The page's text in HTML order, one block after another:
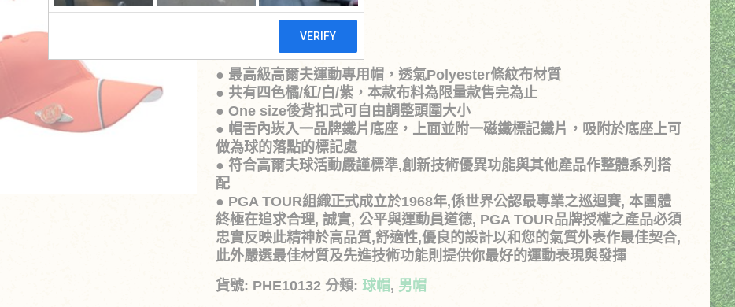
始
格：
NT$800。
前
格：
NT$560。
● 最高級高爾夫運動專用帽，透氣Polyester條紋布材質
● 共有四色橘/紅/白/紫，本款布料為限量款售完為止
● One size後背扣式可自由調整頭圍大小
● 帽舌內崁入一品牌鐵片底座，上面並附一磁鐵標記鐵片，吸附於底座上可
做為球的落點的標記處
● 符合高爾夫球活動嚴謹標準,創新技術優異功能與其他產品作整體系列搭
配
● PGA TOUR組織正式成立於1968年,係世界公認最專業之巡迴賽, 本團體
終極在追求合理, 誠實, 公平與運動員道德, PGA TOUR品牌授權之產品必須
忠實反映此精神於高品質,舒適性,優良的設計以和您的氣質外表作最佳契合,
此外嚴選最佳材質及先進技術功能則提供你最好的運動表現與發揮
貨號: PHE10132 分類:球帽, 男帽